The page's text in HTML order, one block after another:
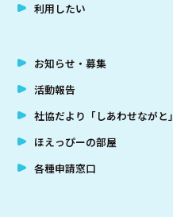
利用したい
お知らせ・募集
活動報告
社協だより「しあわせながと」
ほえっぴーの部屋
各種申請窓口